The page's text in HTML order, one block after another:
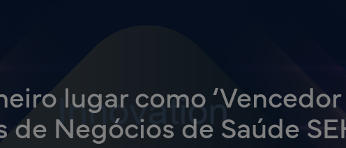
lugar como
de Negócios de Saúde